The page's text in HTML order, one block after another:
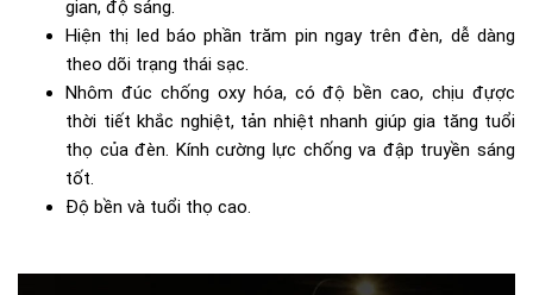
gian, độ sáng.
Hiện thị led báo phần trăm pin ngay trên đèn, dễ dàng
theo dõi trạng thái sạc.
Nhôm đúc chống oxy hóa, có độ bền cao, chịu đựợc
thời tiết khắc nghiệt, tản nhiệt nhanh giúp gia tăng tuổi
thọ của đèn. Kính cường lực chống va đập truyền sáng
tốt.
Độ bền và tuổi thọ cao.